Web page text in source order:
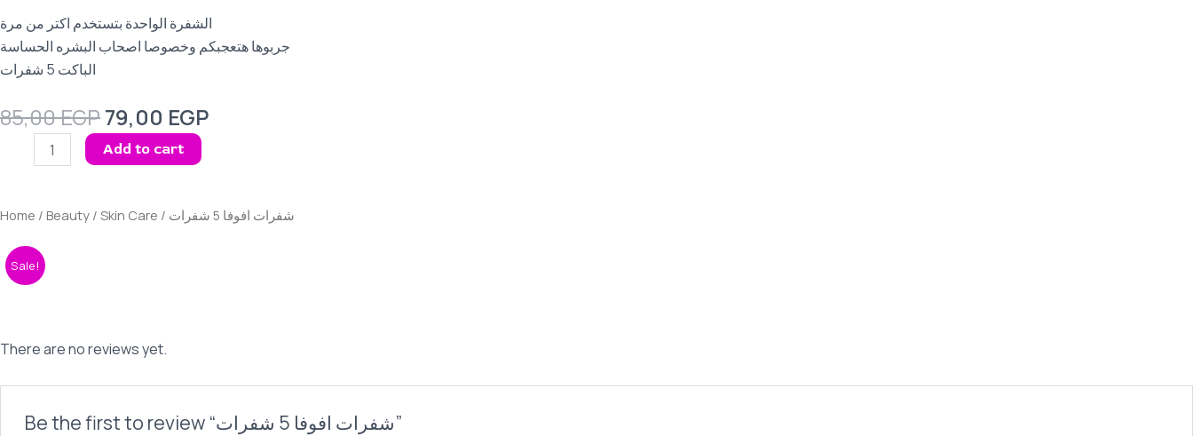
الشفرة الواحدة بتستخدم اكتر من مرة
جربوها هتعجبكم وخصوصا اصحاب البشره الحساسة
الباكت 5 شفرات
85,00EGPOriginal
price
was:
79,00 EGPCurrent
شفرات
Add to cart
Home / Beauty / Skin Care / شفرات افوفا 5 شفرات
Sale!
There are no reviews yet.
Be the first to review “شفرات افوفا 5 شفرات”